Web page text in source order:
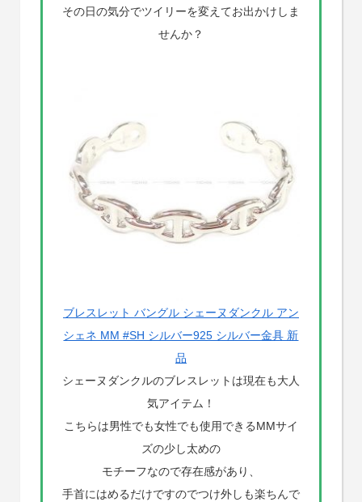
その日の気分でツイリーを変えてお出かけしま
せんか？
ブレスレット バングル シェーヌダンクル アン
シェネ MM #SH シルバー925 シルバー金具 新
品
シェーヌダンクルのブレスレットは現在も大人
気アイテム！
こちらは男性でも女性でも使用できるMMサイ
ズの少し太めの
モチーフなので存在感があり、
手首にはめるだけですのでつけ外しも楽ちんで